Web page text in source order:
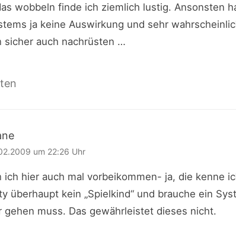
wobbeln finde ich ziemlich lustig. Ansonsten
ja keine Auswirkung und sehr
sicher auch nachrüsten …
um 22:26 Uhr
ich hier auch mal vorbeikommen- ja, die kenne
überhaupt kein „Spielkind“ und brauche ein
gehen muss. Das gewährleistet dieses nicht.